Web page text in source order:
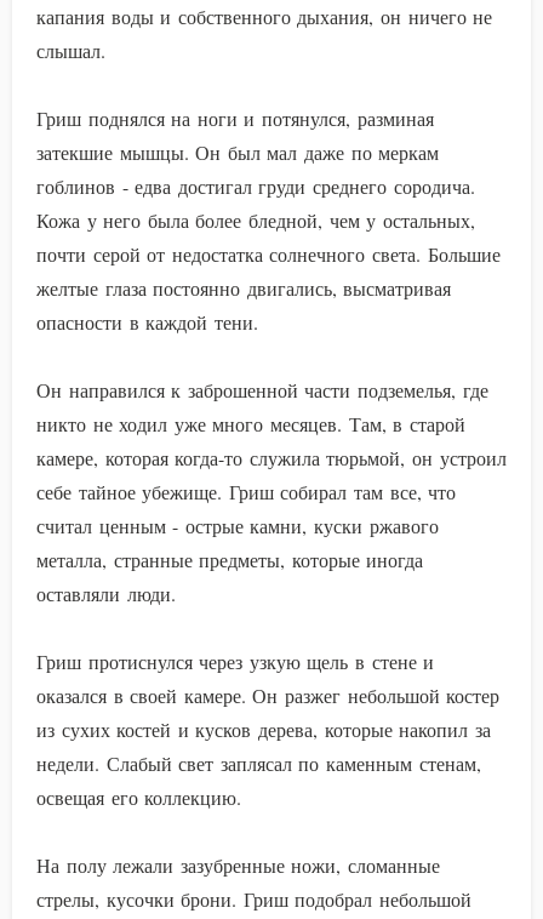
капания воды и собственного дыхания, он ничего не
слышал.
Гриш поднялся на ноги и потянулся, разминая
затекшие мышцы. Он был мал даже по меркам
гоблинов - едва достигал груди среднего сородича.
Кожа у него была более бледной, чем у остальных,
почти серой от недостатка солнечного света. Большие
желтые глаза постоянно двигались, высматривая
опасности в каждой тени.
Он направился к заброшенной части подземелья, где
никто не ходил уже много месяцев. Там, в старой
камере, которая когда-то служила тюрьмой, он устроил
себе тайное убежище. Гриш собирал там все, что
считал ценным - острые камни, куски ржавого
металла, странные предметы, которые иногда
оставляли люди.
Гриш протиснулся через узкую щель в стене и
оказался в своей камере. Он разжег небольшой костер
из сухих костей и кусков дерева, которые накопил за
недели. Слабый свет заплясал по каменным стенам,
освещая его коллекцию.
На полу лежали зазубренные ножи, сломанные
стрелы, кусочки брони. Гриш подобрал небольшой